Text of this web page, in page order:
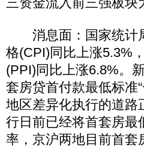
消息面：国家统计
格(CPI)同比上涨5.3%
(PPI)同比上涨6.8%。
套房贷首付款最低标准
地区差异化执行的道路
行日前已经将首套房最
率，京沪两地目前首套